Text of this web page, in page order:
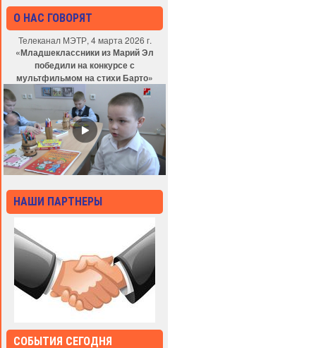
О НАС ГОВОРЯТ
Телеканал МЭТР, 4 марта 2026 г.
«Младшеклассники из Марий Эл
победили на конкурсе с
мультфильмом на стихи Барто»
НАШИ ПАРТНЕРЫ
СОБЫТИЯ СЕГОДНЯ